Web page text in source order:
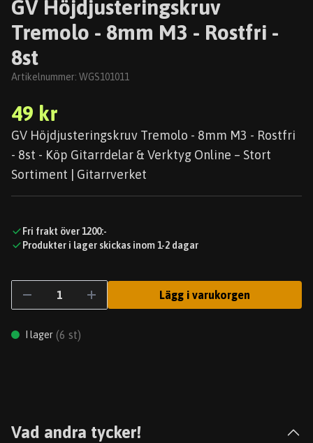
GV Höjdjusteringskruv
Tremolo - 8mm M3 - Rostfri -
8st
Artikelnummer: WGS101011
49 kr
GV Höjdjusteringskruv Tremolo - 8mm M3 - Rostfri
- 8st - Köp Gitarrdelar & Verktyg Online – Stort
Sortiment | Gitarrverket
Fri frakt över 1200:-
Produkter i lager skickas inom 1-2 dagar
Lägg i varukorgen
I lager (6 st)
Vad andra tycker!